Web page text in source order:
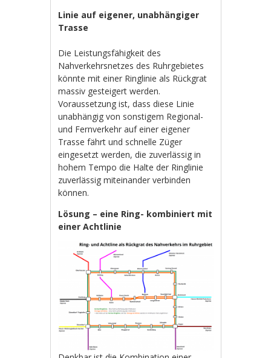
Linie auf eigener, unabhängiger
Trasse
Die Leistungsfähigkeit des
Nahverkehrsnetzes des Ruhrgebietes
könnte mit einer Ringlinie als Rückgrat
massiv gesteigert werden.
Voraussetzung ist, dass diese Linie
unabhängig von sonstigem Regional-
und Fernverkehr auf einer eigener
Trasse fährt und schnelle Züger
eingesetzt werden, die zuverlässig in
hohem Tempo die Halte der Ringlinie
zuverlässig miteinander verbinden
können.
Lösung – eine Ring- kombiniert mit
einer Achtlinie